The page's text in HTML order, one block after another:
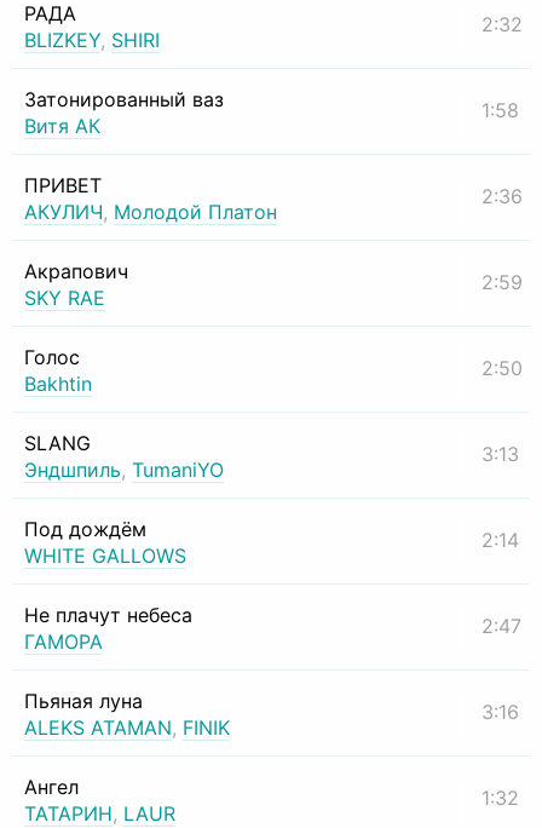
РАДА
BLIZKEY, SHIRI
2:32
Затонированный ваз
Витя АК
1:58
ПРИВЕТ
АКУЛИЧ, Молодой Платон
2:36
Акрапович
SKY RAE
2:59
Голос
Bakhtin
2:50
SLANG
Эндшпиль, TumaniYO
3:13
Под дождём
WHITE GALLOWS
2:14
Не плачут небеса
ГАМОРА
2:47
Пьяная луна
ALEKS ATAMAN, FINIK
3:16
Ангел
ТАТАРИН, LAUR
1:32